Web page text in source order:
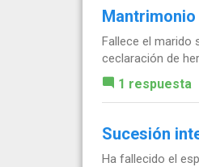
Fallece el marido
ceclaración de
1 respuesta
Sucesión
Ha fallecido el